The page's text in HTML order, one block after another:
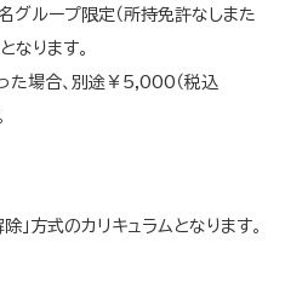
グループ限定（所持免許なしまた
なります。
た場合、別途￥5,000（税込
方式のカリキュラムとなります。